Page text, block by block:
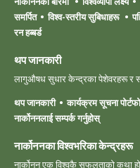
समर्पित
विश्व-स्तरीय सुबिधाहरू
रन हब्बर्ड
थप जानकारी
लागुऔषध सुधार केन्द्रका पेशेवरहरू र
थप जानकारी
कार्यक्रम सूचना
नार्कोननलाई सम्पर्क गर्नुहोस्
नार्कोननका विश्वभरिका केन्द्रहरू
नार्कोनन एक विश्वकै सफलताको कथा हो